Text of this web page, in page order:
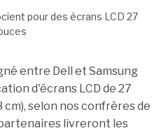
entre Dell et Samsung
d'écrans LCD de 27
cm), selon nos confrères de
livreront les